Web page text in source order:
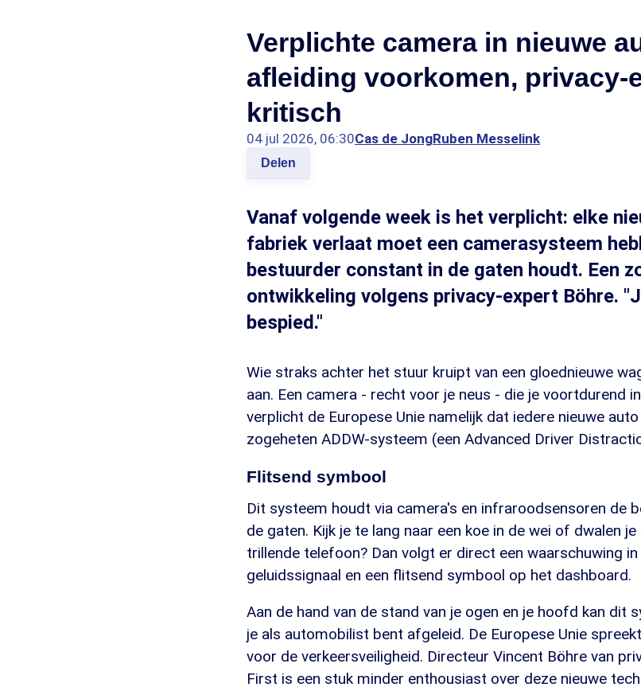
Verplichte camera in nieuwe
afleiding voorkomen, privacy-
kritisch
04 jul 2026, 06:30Cas de JongRuben Messelink
Delen
Vanaf volgende week is het verplicht: elke
fabriek verlaat moet een camerasysteem
bestuurder constant in de gaten houdt. Een
ontwikkeling volgens privacy-expert Böhre.
bespied."
Wie straks achter het stuur kruipt van een gloednieuwe
aan. Een camera - recht voor je neus - die je voortdurend
verplicht de Europese Unie namelijk dat iedere nieuwe
zogeheten ADDW-systeem (een Advanced Driver
Flitsend symbool
Dit systeem houdt via camera's en infraroodsensoren de
de gaten. Kijk je te lang naar een koe in de wei of dwalen
trillende telefoon? Dan volgt er direct een waarschuwing
geluidssignaal en een flitsend symbool op het dashboard.
Aan de hand van de stand van je ogen en je hoofd kan dit
je als automobilist bent afgeleid. De Europese Unie
voor de verkeersveiligheid. Directeur Vincent Böhre van
First is een stuk minder enthousiast over deze nieuwe